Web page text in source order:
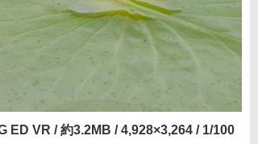
ED VR / 約3.2MB / 4,928×3,264 / 1/100